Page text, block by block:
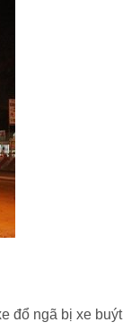
đổ ngã bị xe buýt